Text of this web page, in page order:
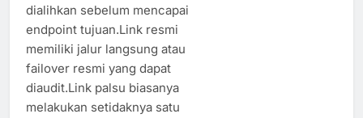
dialihkan sebelum mencapai
endpoint tujuan.Link resmi
memiliki jalur langsung atau
failover resmi yang dapat
diaudit.Link palsu biasanya
melakukan setidaknya satu